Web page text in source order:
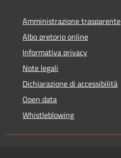
Amministrazione trasparente
Albo pretorio online
Informativa privacy
Note legali
Dichiarazione di accessibilità
Open data
Whistleblowing